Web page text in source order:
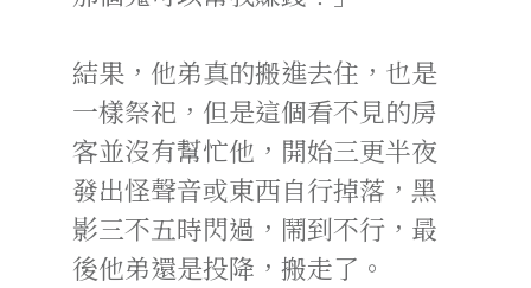
結果，他弟真的搬進去住，也是
一樣祭祀，但是這個看不見的房
客並沒有幫忙他，開始三更半夜
發出怪聲音或東西自行掉落，黑
影三不五時閃過，鬧到不行，最
後他弟還是投降，搬走了。